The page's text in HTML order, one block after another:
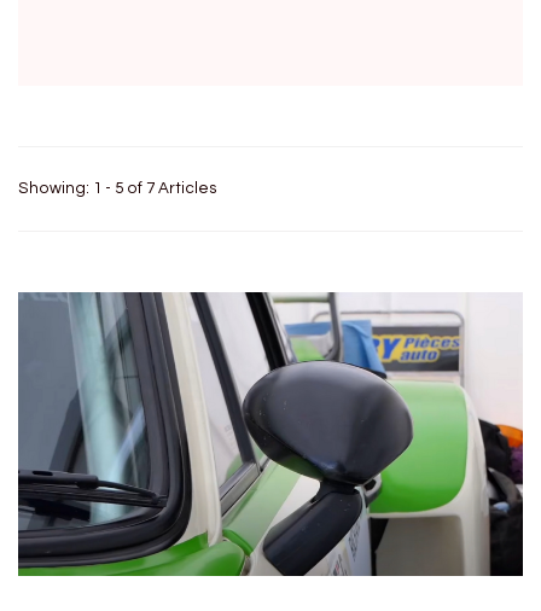
Showing: 1 - 5 of 7 Articles